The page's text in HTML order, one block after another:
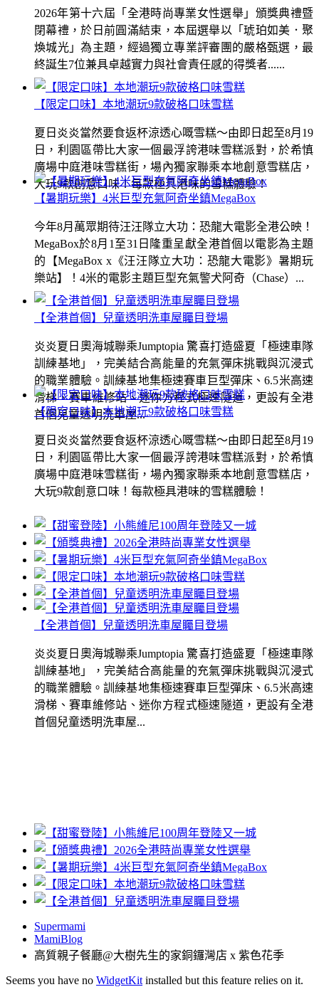
【限定口味】本地潮玩9款破格口味雪糕
夏日炎炎當然要食返杯涼透心嘅雪糕～由即日起至8月19
日，利園區帶比大家一個最浮誇港味雪糕派對，於希慎
廣場中庭港味雪糕街，場內獨家聯乘本地創意雪糕店，
大玩9款創意口味！每款極具港味的雪糕體驗！
【全港首個】兒童透明洗車屋矚目登場
炎炎夏日奧海城聯乘Jumptopia 驚喜打造盛夏「極速車隊
訓練基地」，完美結合高能量的充氣彈床挑戰與沉浸式
的職業體驗。訓練基地集極速賽車巨型彈床、6.5米高速
滑梯、賽車維修站、迷你方程式極速隧道，更設有全港
首個兒童透明洗車屋...
2026年第十六屆「全港時尚專業女性選舉」頒獎典禮暨
閉幕禮，於日前圓滿結束，本屆選舉以「琥珀如美．聚
煥城光」為主題，經過獨立專業評審團的嚴格甄選，最
終誕生7位兼具卓越實力與社會責任感的得獎者......
【暑期玩樂】4米巨型充氣阿奇坐鎮MegaBox
今年8月萬眾期待汪汪隊立大功：恐龍大電影全港公映！
MegaBox於8月1至31日隆重呈獻全港首個以電影為主題
的【MegaBox x《汪汪隊立大功：恐龍大電影》暑期玩
樂站】！4米的電影主題巨型充氣警犬阿奇（Chase）...
【限定口味】本地潮玩9款破格口味雪糕
夏日炎炎當然要食返杯涼透心嘅雪糕～由即日起至8月19
日，利園區帶比大家一個最浮誇港味雪糕派對，於希慎
廣場中庭港味雪糕街，場內獨家聯乘本地創意雪糕店，
大玩9款創意口味！每款極具港味的雪糕體驗！
【全港首個】兒童透明洗車屋矚目登場
炎炎夏日奧海城聯乘Jumptopia 驚喜打造盛夏「極速車隊
訓練基地」，完美結合高能量的充氣彈床挑戰與沉浸式
的職業體驗。訓練基地集極速賽車巨型彈床、6.5米高速
滑梯、賽車維修站、迷你方程式極速隧道，更設有全港
首個兒童透明洗車屋...
Supermami
MamiBlog
高質親子餐廳@大樹先生的家銅鑼灣店 x 紫色花季
Seems you have no WidgetKit installed but this feature relies on it.